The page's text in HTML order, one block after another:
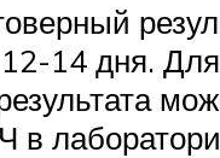
14 дня. Для
в